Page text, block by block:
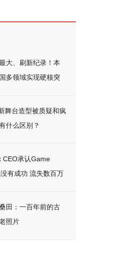
大、刷新纪录！本
多领域实现硬核突
舞台造型被质疑和疯
什么区别？
CEO承认Game
有成功 流失数百万
田：一百年前的古
照片